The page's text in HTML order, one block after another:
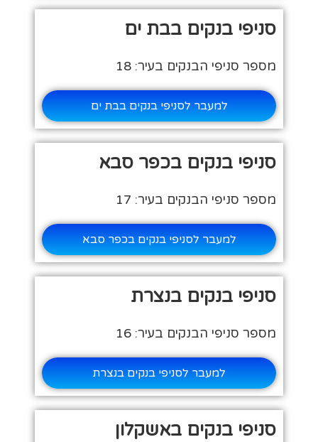
סניפי בנקים בבת ים
מספר סניפי הבנקים בעיר: 18
למעבר לסניפי בנקים בבת ים
סניפי בנקים בכפר סבא
מספר סניפי הבנקים בעיר: 17
למעבר לסניפי בנקים בכפר סבא
סניפי בנקים בנצרת
מספר סניפי הבנקים בעיר: 16
למעבר לסניפי בנקים בנצרת
סניפי בנקים באשקלון